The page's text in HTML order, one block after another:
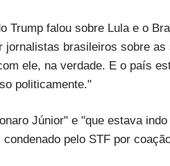
Trump falou sobre Lula e o
jornalistas brasileiros sobre
ele, na verdade. E o país
politicamente."
Júnior" e "que estava
pelo STF por